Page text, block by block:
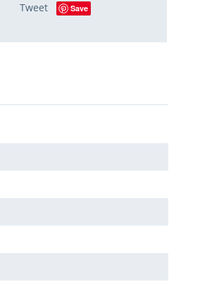
Tweet Save